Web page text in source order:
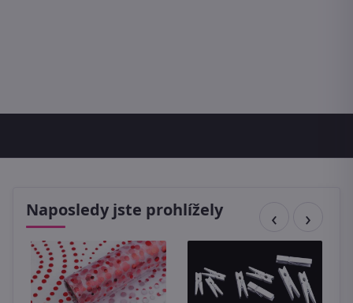
Naposledy jste prohlížely